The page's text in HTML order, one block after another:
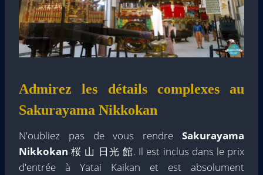
Admirez les détails complexes au
Sakurayama Nikkokan
N'oubliez pas de vous rendre Sakurayama
Nikkokan桜 山 日光 館. Il est inclus dans le prix
d'entrée à Yatai Kaikan et est absolument